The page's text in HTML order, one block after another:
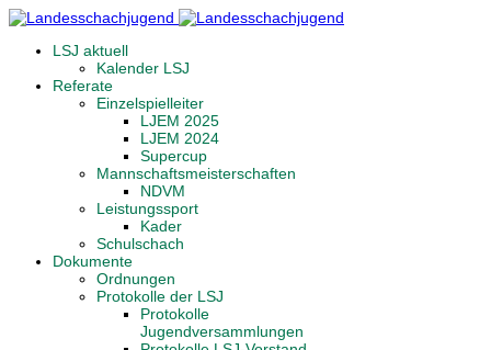
LSJ aktuell
Kalender LSJ
Referate
Einzelspielleiter
LJEM 2025
LJEM 2024
Supercup
Mannschaftsmeisterschaften
NDVM
Leistungssport
Kader
Schulschach
Dokumente
Ordnungen
Protokolle der LSJ
Protokolle
Jugendversammlungen